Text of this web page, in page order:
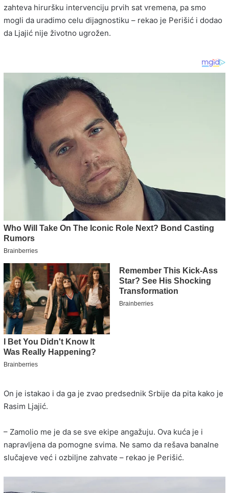
zahteva hiruršku intervenciju prvih sat vremena, pa smo
mogli da uradimo celu dijagnostiku – rekao je Perišić i dodao
da Ljajić nije životno ugrožen.
On je istakao i da ga je zvao predsednik Srbije da pita kako je
Rasim Ljajić.
– Zamolio me je da se sve ekipe angažuju. Ova kuća je i
napravljena da pomogne svima. Ne samo da rešava banalne
slučajeve već i ozbiljne zahvate – rekao je Perišić.